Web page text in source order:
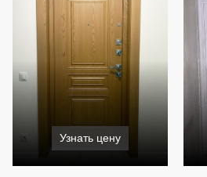
Узнать цену